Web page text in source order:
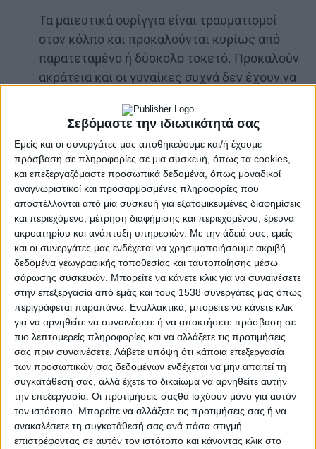
Σεβόμαστε την ιδιωτικότητά σας
Εμείς και οι συνεργάτες μας αποθηκεύουμε και/ή έχουμε
πρόσβαση σε πληροφορίες σε μια συσκευή, όπως τα cookies,
και επεξεργαζόμαστε προσωπικά δεδομένα, όπως μοναδικοί
αναγνωριστικοί και προσαρμοσμένες πληροφορίες που
αποστέλλονται από μια συσκευή για εξατομικευμένες διαφημίσεις
και περιεχόμενο, μέτρηση διαφήμισης και περιεχομένου, έρευνα
ακροατηρίου και ανάπτυξη υπηρεσιών. Με την άδειά σας, εμείς
και οι συνεργάτες μας ενδέχεται να χρησιμοποιήσουμε ακριβή
δεδομένα γεωγραφικής τοποθεσίας και ταυτοποίησης μέσω
σάρωσης συσκευών. Μπορείτε να κάνετε κλικ για να συναινέσετε
στην επεξεργασία από εμάς και τους 1538 συνεργάτες μας όπως
περιγράφεται παραπάνω. Εναλλακτικά, μπορείτε να κάνετε κλικ
για να αρνηθείτε να συναινέσετε ή να αποκτήσετε πρόσβαση σε
πιο λεπτομερείς πληροφορίες και να αλλάξετε τις προτιμήσεις
σας πριν συναινέσετε. Λάβετε υπόψη ότι κάποια επεξεργασία
των προσωπικών σας δεδομένων ενδέχεται να μην απαιτεί τη
συγκατάθεσή σας, αλλά έχετε το δικαίωμα να αρνηθείτε αυτήν
την επεξεργασία. Οι προτιμήσεις σαςθα ισχύουν μόνο για αυτόν
τον ιστότοπο. Μπορείτε να αλλάξετε τις προτιμήσεις σας ή να
ανακαλέσετε τη συγκατάθεσή σας ανά πάσα στιγμή
επιστρέφοντας σε αυτόν τον ιστότοπο και κάνοντας κλικ στο
Τα μαιευτικά συρίγγια είναι τραυματισμοί
στον κόλπο και προκαλούνται κυρίως από
παρατεταμένο ή δύσκολο τοκετό. Προκαλούν
ακράτεια και οι γυναίκες συχνά δεν έχουν να
σωματικές επιπτώσεις, αλλά επίσης τον
κοινωνικό αποκλεισμό και τη ντροπή που
νιώθουν.
Ο ΟΗΕ καθιέρωσε τη Διεθνή Ημέρα για τον
Τερματισμό του Μαιευτικού Συριγγίου
(International Day to End Obstetric Fistula) το
2012, στο πλαίσιο της παγκόσμιας
εκστρατείας του για την εξάλειψη της
αρρώστιας αυτής, υπενθυμίζοντάς μας ότι τα
περισσότερα συρίγγια μπορούν να
θεραπευτούν και οι γυναίκες που έχουν
υποβληθεί σε επιτυχή χειρουργική επέμβαση
συνήθως καταφέρνουν να επανέλθουν στη
φυσιολογική τους ζωή και να ενταχθούν ξανά
στο κοινωνικό σύνολο.
Υπολογίζεται ότι περίπου 2 εκατομμύρια
γυναίκες που ζουν στην Υποσαχάρεια Αφρική,